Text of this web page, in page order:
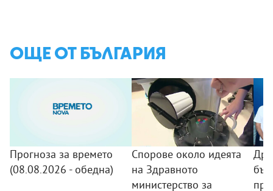
ОЩЕ ОТ БЪЛГАРИЯ
Прогноза за времето
(08.08.2026 - обедна)
Спорове около идеята
на Здравното
министерство за